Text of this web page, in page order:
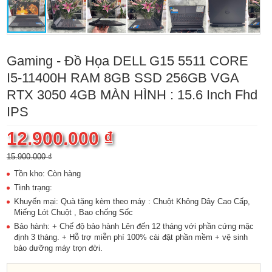
Gaming - Đồ Họa DELL G15 5511 CORE
I5-11400H RAM 8GB SSD 256GB VGA
RTX 3050 4GB MÀN HÌNH : 15.6 Inch Fhd
IPS
12.900.000 ₫
15.900.000 ₫
Tồn kho: Còn hàng
Tình trạng:
Khuyến mại: Quà tặng kèm theo máy : Chuột Không Dây Cao Cấp,
Miếng Lót Chuột , Bao chống Sốc
Bảo hành: + Chế độ bảo hành Lên đến 12 tháng với phần cứng mặc
định 3 tháng. + Hỗ trợ miễn phí 100% cài đặt phần mềm + vệ sinh
bảo dưỡng máy trọn đời.